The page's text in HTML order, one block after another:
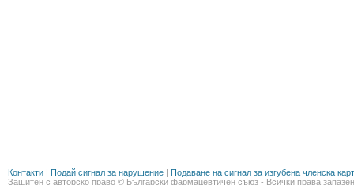
Контакти | Подай сигнал за нарушение | Подаване на сигнал за изгубена членска
Защитен с авторско право © Български фармацевтичен съюз - Всички права